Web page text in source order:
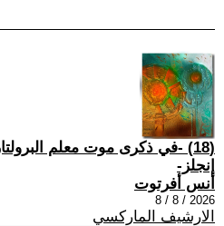
(18) -في ذكرى موت معلم
إنجلز-
أنس أفرتوت
2026 / 8 / 8
الارشيف الماركسي